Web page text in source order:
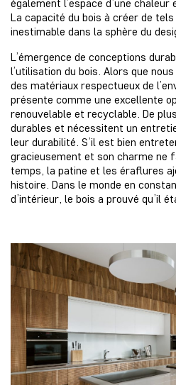
également l’espace d’une
La capacité du bois à créer de
inestimable dans la sphère du
L’émergence de conceptions
l’utilisation du bois. Alors que
des matériaux respectueux de
présente comme une excellente
renouvelable et recyclable. De
durables et nécessitent un
leur durabilité. S’il est bien
gracieusement et son charme ne
temps, la patine et les éraflures
histoire. Dans le monde en
d’intérieur, le bois a prouvé qu’il